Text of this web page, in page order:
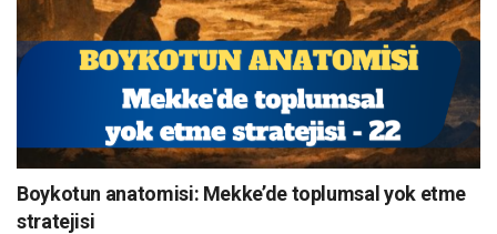
Boykotun anatomisi: Mekke’de toplumsal yok etme
stratejisi